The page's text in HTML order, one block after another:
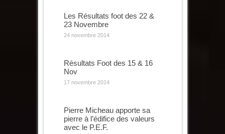
Les Résultats foot des 22 &
23 Novembre
24 novembre 2014
Résultats Foot des 15 & 16
Nov
17 novembre 2014
Pierre Micheau apporte sa
pierre à l’édifice des valeurs
avec le P.E.F.